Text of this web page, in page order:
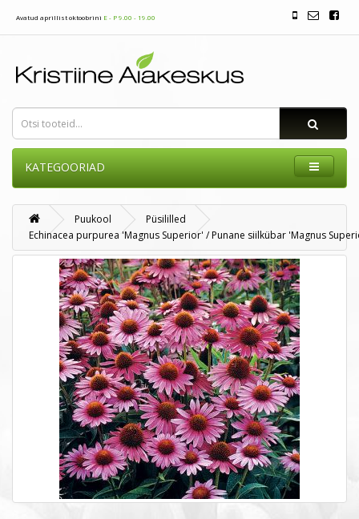
Avatud aprillist oktoobrini E - P 9.00 - 19.00
KATEGOORIAD
Puukool
Püsililled
Echinacea purpurea 'Magnus Superior' / Punane siilkübar 'Magnus